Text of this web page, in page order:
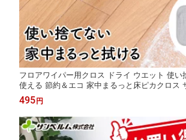
フロアワイパー用クロス ドライ ウエット 使い
使える 節約＆エコ 家中まるっと床ピカクロス
BELM）
495 円